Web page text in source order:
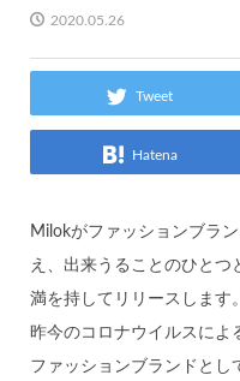
2020.05.26
Tweet
Hatena
Milokがファッションブラ
え、出来うることのひとつ
満を持してリリースします。
昨今のコロナウイルスに
ファッションブランドとし